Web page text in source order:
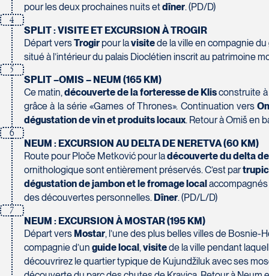
pour les deux prochaines nuits etdîner. (PD/D)
4
SPLIT : VISITE ET EXCURSION À TROGIR
Départ versTrogir pour lavisitede la ville en compagnie du
situé à l’intérieur du palais Dioclétien inscrit au patrimoine
5
SPLIT –OMIS – NEUM (165 KM)
Ce matin,découverte de la forteresse de Klisconstruite
grâce à la série «Games of Thrones». Continuation vers
dégustation de vin et produits locaux. Retour à Omiš en
6
NEUM : EXCURSION AU DELTA DE NERETVA (60 KM)
Route pour Ploče Metković pour ladécouverte du delta
ornithologique sont entièrement préservés. C’est par
dégustation de jambon et le fromage localaccompagnés
des découvertes personnelles. Dîner. (PD/L/D)
7
NEUM : EXCURSION À MOSTAR (195 KM)
Départ vers Mostar, l’une des plus belles villes de Bosnie-
compagnie d’un guide local, visitede la ville pendant
découvrirez le quartier typique de Kujundžiluk avec ses
J2G 2Y4
Voyages Action
230 Boulevard Sir-Wilfrid-Laurier
Beloeil
J3G 4G7
Voyages Boislard Poirier
2840 Boulevard Laframboise
J2S 4Z1
Tél :450-774-6436 / 1-800-561-2967
3229 Chemin des Quatre-Bourgeois - Suite
Tél :418-977-4080 / 1-877-977-4080
Voyages CAA Place de la Cité
2600 Boulevard Laurier #133, Place de la Cité
G1V 4T3
Tél :418-653-9200 / 1-844-869-2439
Voyages CAA Québec
500 rue Bouvier - Suite 202
Québec
G2J 1E3
Tél :418-624-8222 / 1-844-869-2439